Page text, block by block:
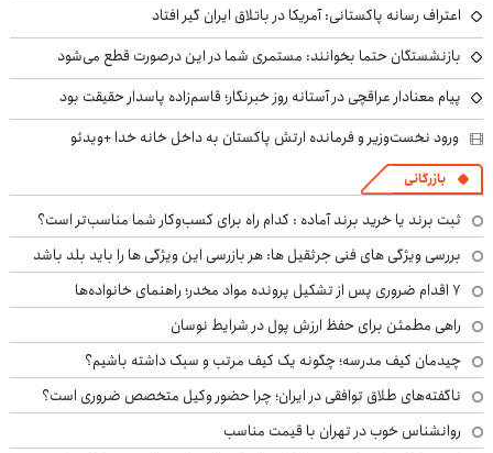
اعتراف رسانه پاکستانی: آمریکا در باتلاق ایران گیر افتاد
بازنشستگان حتما بخوانند: مستمری شما در این درصورت قطع می‌شود
پیام معنادار عراقچی در آستانه روز خبرنگار؛ قاسم‌زاده پاسدار حقیقت بود
ورود نخست‌وزیر و فرمانده ارتش پاکستان به داخل خانه خدا +ویدئو
بازرگانی
ثبت برند یا خرید برند آماده : کدام راه برای کسب‌وکار شما مناسب‌تر است؟
بررسی ویژگی های فنی جرثقیل ها: هر بازرسی این ویژگی ها را باید بلد باشد
۷ اقدام ضروری پس از تشکیل پرونده مواد مخدر؛ راهنمای خانواده‌ها
راهی مطمئن برای حفظ ارزش پول در شرایط نوسان
چیدمان کیف مدرسه؛ چگونه یک کیف مرتب و سبک داشته باشیم؟
ناگفته‌های طلاق توافقی در ایران؛ چرا حضور وکیل متخصص ضروری است؟
روانشناس خوب در تهران با قیمت مناسب